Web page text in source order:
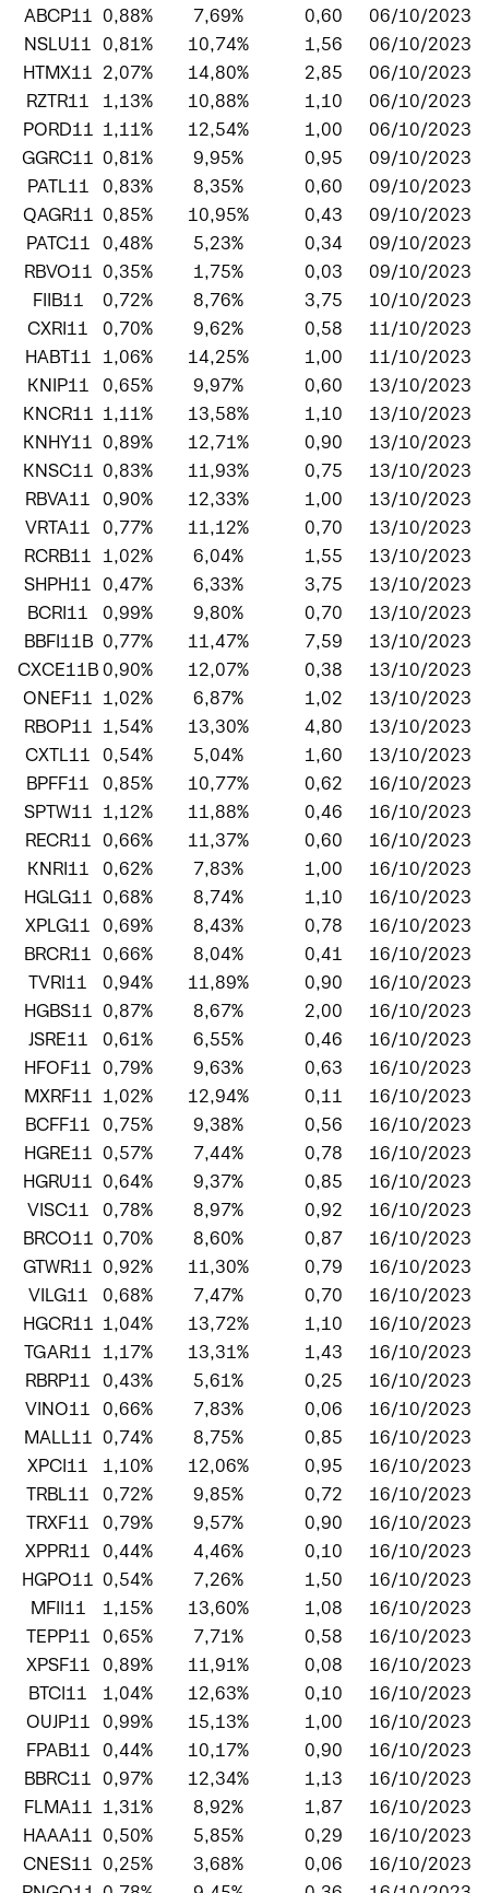
ABCP11 0,88% 7,69% 0,60
06/10/2023
NSLU11 0,81% 10,74% 1,56
06/10/2023
HTMX11 2,07% 14,80% 2,85
06/10/2023
RZTR11
1,13% 10,88% 1,10
06/10/2023
PORD11 1,11% 12,54% 1,00
06/10/2023
GGRC11 0,81% 9,95% 0,95
09/10/2023
PATL11
0,83% 8,35% 0,60
09/10/2023
QAGR11 0,85% 10,95% 0,43
09/10/2023
PATC11
0,48% 5,23% 0,34
09/10/2023
RBVO11 0,35% 1,75% 0,03
09/10/2023
FIIB11
0,72% 8,76% 3,75
10/10/2023
CXRI11
0,70% 9,62% 0,58
11/10/2023
HABT11 1,06% 14,25% 1,00
11/10/2023
KNIP11
0,65% 9,97% 0,60
13/10/2023
KNCR11 1,11% 13,58% 1,10
13/10/2023
KNHY11 0,89% 12,71% 0,90
13/10/2023
KNSC11 0,83% 11,93% 0,75
13/10/2023
RBVA11
0,90% 12,33% 1,00
13/10/2023
VRTA11
0,77% 11,12% 0,70
13/10/2023
RCRB11 1,02% 6,04% 1,55
13/10/2023
SHPH11 0,47% 6,33% 3,75
13/10/2023
BCRI11
0,99% 9,80% 0,70
13/10/2023
BBFI11B 0,77% 11,47% 7,59
13/10/2023
CXCE11B 0,90% 12,07% 0,38
13/10/2023
ONEF11 1,02% 6,87% 1,02
13/10/2023
RBOP11 1,54% 13,30% 4,80
13/10/2023
CXTL11
0,54% 5,04% 1,60
13/10/2023
BPFF11
0,85% 10,77% 0,62
16/10/2023
SPTW11 1,12% 11,88% 0,46
16/10/2023
RECR11 0,66% 11,37% 0,60
16/10/2023
KNRI11
0,62% 7,83% 1,00
16/10/2023
HGLG11 0,68% 8,74% 1,10
16/10/2023
XPLG11
0,69% 8,43% 0,78
16/10/2023
BRCR11 0,66% 8,04% 0,41
16/10/2023
TVRI11
0,94% 11,89% 0,90
16/10/2023
HGBS11 0,87% 8,67% 2,00
16/10/2023
JSRE11
0,61% 6,55% 0,46
16/10/2023
HFOF11 0,79% 9,63% 0,63
16/10/2023
MXRF11 1,02% 12,94% 0,11
16/10/2023
BCFF11
0,75% 9,38% 0,56
16/10/2023
HGRE11 0,57% 7,44% 0,78
16/10/2023
HGRU11 0,64% 9,37% 0,85
16/10/2023
VISC11
0,78% 8,97% 0,92
16/10/2023
BRCO11 0,70% 8,60% 0,87
16/10/2023
GTWR11 0,92% 11,30% 0,79
16/10/2023
VILG11
0,68% 7,47% 0,70
16/10/2023
HGCR11 1,04% 13,72% 1,10
16/10/2023
TGAR11 1,17% 13,31% 1,43
16/10/2023
RBRP11
0,43% 5,61% 0,25
16/10/2023
VINO11
0,66% 7,83% 0,06
16/10/2023
MALL11 0,74% 8,75% 0,85
16/10/2023
XPCI11
1,10% 12,06% 0,95
16/10/2023
TRBL11
0,72% 9,85% 0,72
16/10/2023
TRXF11
0,79% 9,57% 0,90
16/10/2023
XPPR11
0,44% 4,46% 0,10
16/10/2023
HGPO11 0,54% 7,26% 1,50
16/10/2023
MFII11
1,15% 13,60% 1,08
16/10/2023
TEPP11
0,65% 7,71% 0,58
16/10/2023
XPSF11
0,89% 11,91% 0,08
16/10/2023
BTCI11
1,04% 12,63% 0,10
16/10/2023
OUJP11
0,99% 15,13% 1,00
16/10/2023
FPAB11
0,44% 10,17% 0,90
16/10/2023
BBRC11 0,97% 12,34% 1,13
16/10/2023
FLMA11 1,31% 8,92% 1,87
16/10/2023
HAAA11 0,50% 5,85% 0,29
16/10/2023
CNES11 0,25% 3,68% 0,06
16/10/2023